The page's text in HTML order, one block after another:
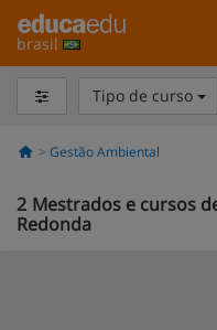
brasil
Tipo de curso
Gestão Ambiental
2 Mestrados e cursos
Redonda